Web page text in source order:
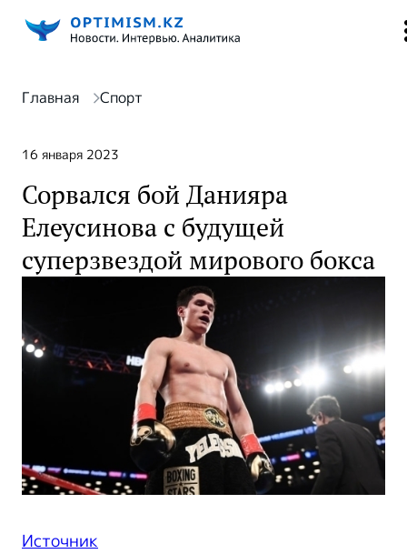
Главная Спорт
16 января 2023
Сорвался бой Данияра
Елеусинова с будущей
суперзвездой мирового бокса
Источник